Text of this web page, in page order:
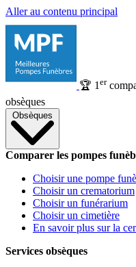
Aller au contenu principal
🏆 1 er
obsèques
Obsèques
Comparer les pompes
Choisir une pompe
Choisir un crematorium
Choisir un funérarium
Choisir un cimetière
En savoir plus sur la
Services obsèques